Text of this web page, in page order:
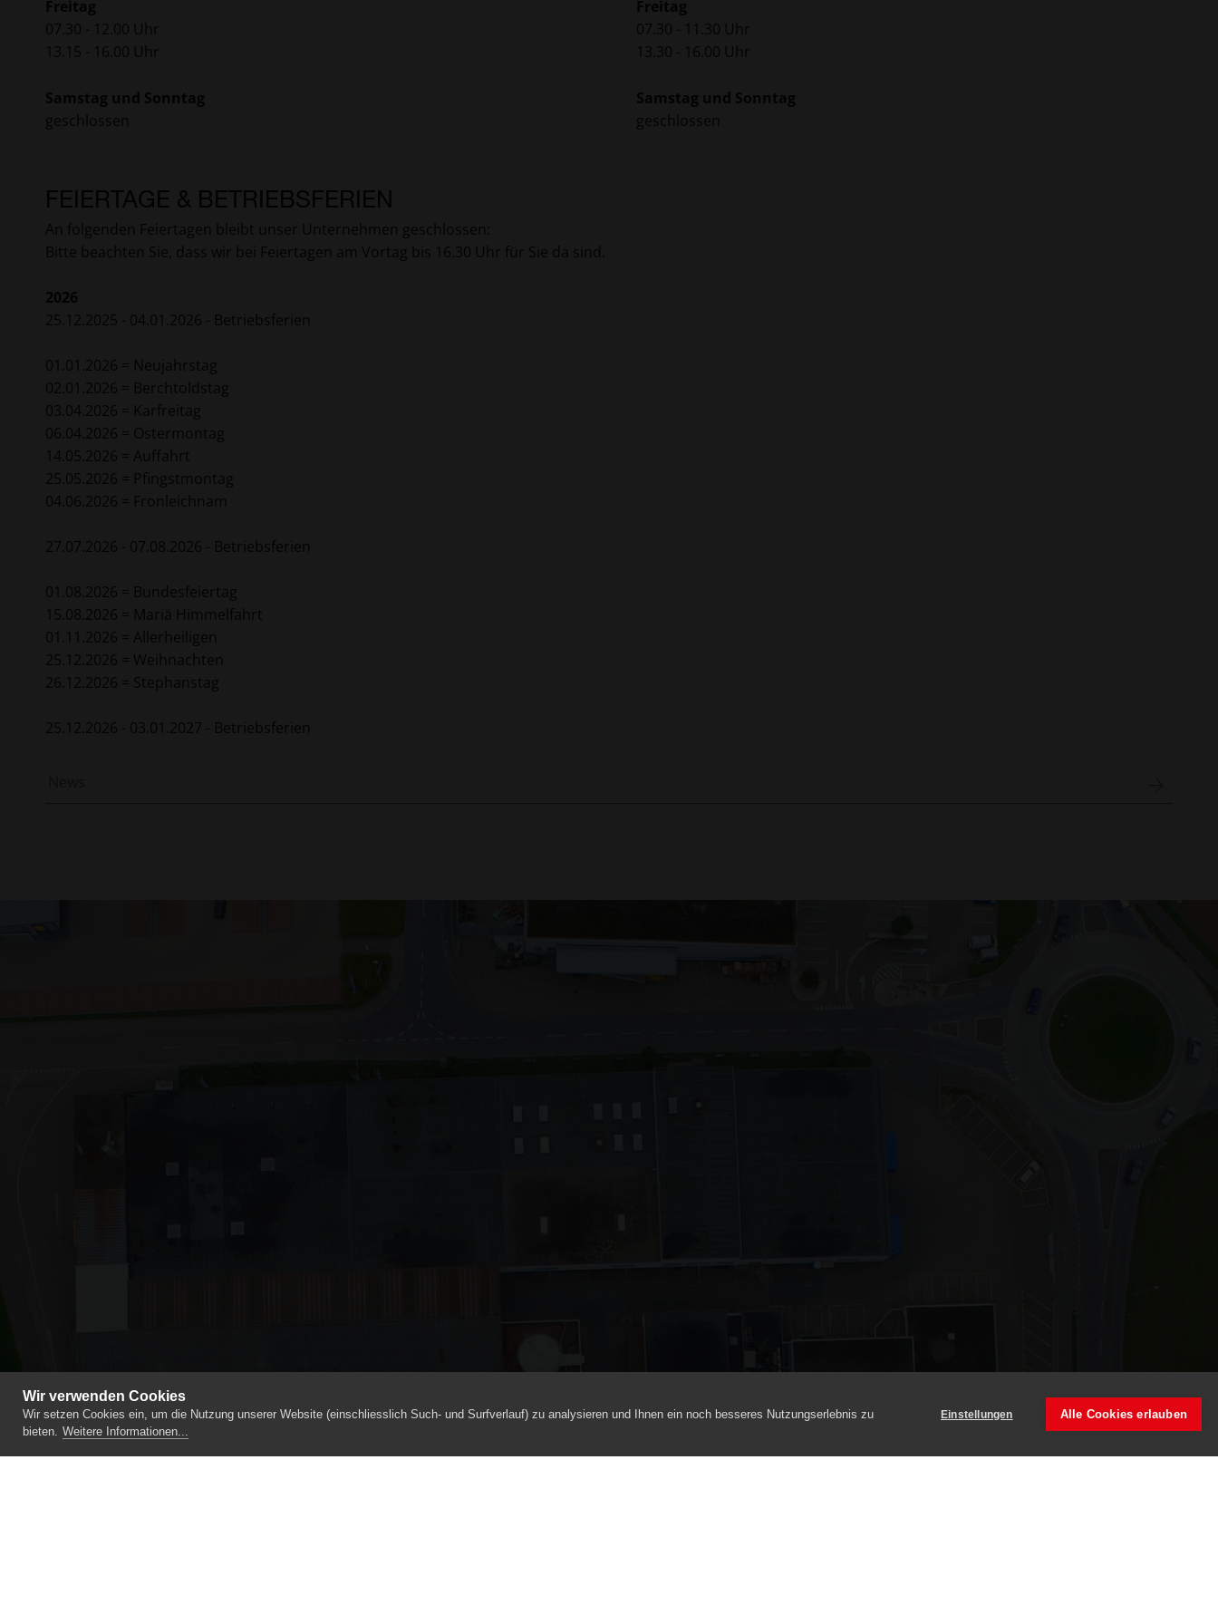
Wir verwenden Cookies
Wir setzen Cookies ein, um die Nutzung unserer Website (einschliesslich Such- und Surfverlauf) zu analysieren und Ihnen ein noch besseres Nutzungserlebnis zu
bieten. Weitere Informationen...
Einstellungen Alle Cookies erlauben
Freitag
07.30 - 12.00 Uhr
13.15 - 16.00 Uhr
Samstag und Sonntag
geschlossen
Freitag
07.30 - 11.30 Uhr
13.30 - 16.00 Uhr
Samstag und Sonntag
geschlossen
FEIERTAGE & BETRIEBSFERIEN
An folgenden Feiertagen bleibt unser Unternehmen geschlossen:
Bitte beachten Sie, dass wir bei Feiertagen am Vortag bis 16.30 Uhr für Sie da sind.
2026
25.12.2025 - 04.01.2026 - Betriebsferien
01.01.2026 = Neujahrstag
02.01.2026 = Berchtoldstag
03.04.2026 = Karfreitag
06.04.2026 = Ostermontag
14.05.2026 = Auffahrt
25.05.2026 = Pfingstmontag
04.06.2026 = Fronleichnam
27.07.2026 - 07.08.2026 - Betriebsferien
01.08.2026 = Bundesfeiertag
15.08.2026 = Mariä Himmelfahrt
01.11.2026 = Allerheiligen
25.12.2026 = Weihnachten
26.12.2026 = Stephanstag
25.12.2026 - 03.01.2027 - Betriebsferien